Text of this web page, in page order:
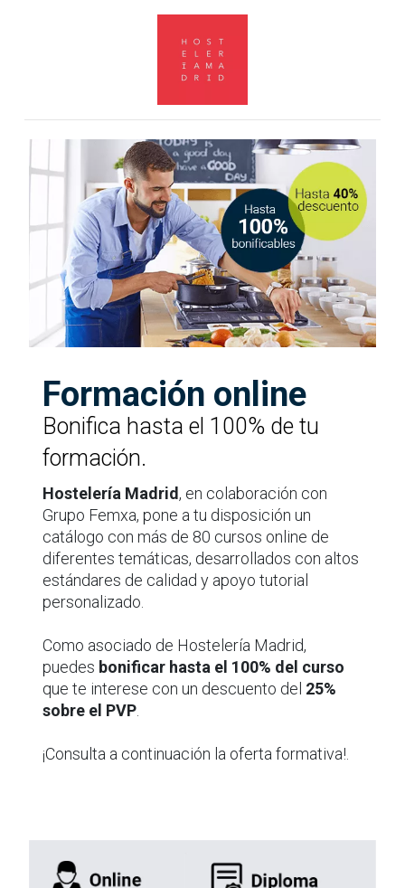
Formación online
Bonifica hasta el 100% de tu
formación.
Hostelería Madrid, en colaboración con
Grupo Femxa, pone a tu disposición un
catálogo con más de 80 cursos online de
diferentes temáticas, desarrollados con altos
estándares de calidad y apoyo tutorial
personalizado.
Como asociado de Hostelería Madrid,
puedes bonificar hasta el 100% del curso
que te interese con un descuento del 25%
sobre el PVP.
¡Consulta a continuación la oferta formativa!.